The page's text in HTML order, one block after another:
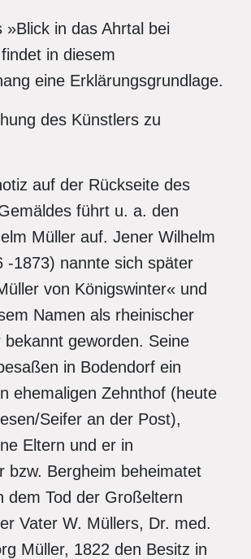
»Blick in das Ahrtal bei
in diesem
eine Erklärungsgrundlage.
des Künstlers zu
auf der Rückseite des
führt u. a. den
Müller auf. Jener Wilhelm
-1873) nannte sich später
von Königswinter« und
Namen als rheinischer
bekannt geworden. Seine
in Bodendorf ein
ehemaligen Zehnthof (heute
Seifer an der Post),
Eltern und er in
bzw. Bergheim beheimatet
dem Tod der Großeltern
Vater W. Müllers, Dr. med.
Müller, 1822 den Besitz in